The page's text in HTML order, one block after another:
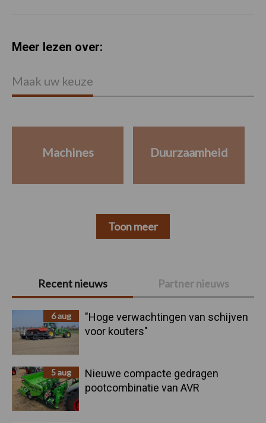
Primaire
Sidebar
Recent nieuws Partner nieuws
6 aug
"Hoge verwachtingen van schijven
voor kouters"
5 aug
Nieuwe compacte gedragen
pootcombinatie van AVR
Meer lezen over:
Maak uw keuze
Machines Duurzaamheid
Toon meer